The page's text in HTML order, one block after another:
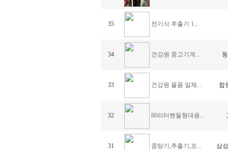
35 전기식 추출기 1...
34 건강원 중고기계...
33 건강원 물품 일체... 합
32 80리터핸들형대용...
31 중탕기,추출기,포... 삼